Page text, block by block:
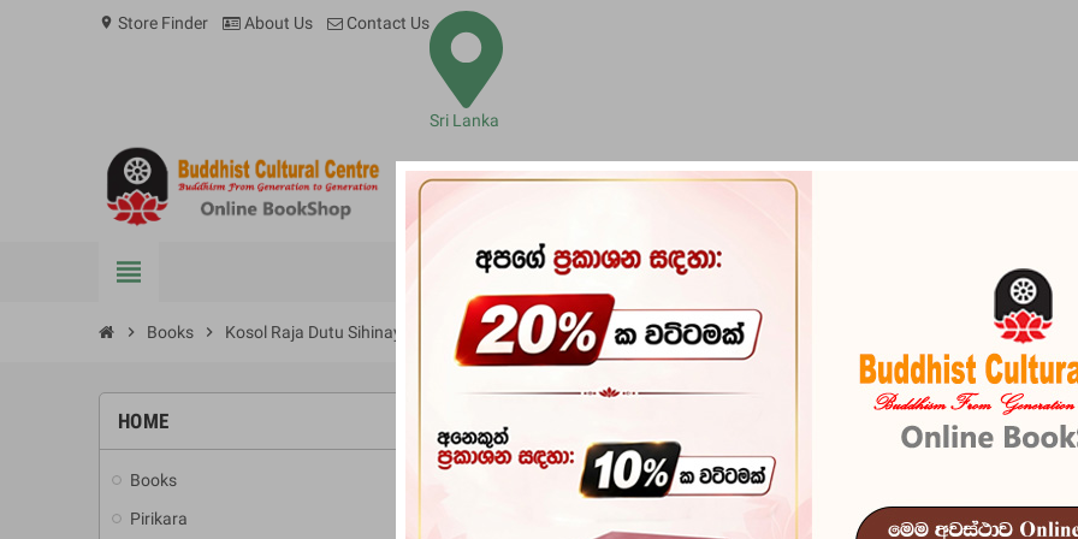
location_on Store Finder About Us Contact Us
Sri Lanka
view_headline BOOKS PIRIKARA BUDDHA STATUES RITUAL ITEMS &
chevron_right Books chevron_right Kosol Raja Dutu Sihinaya
HOME
Books
Pirikara
-20% Kosol Raja
In stock